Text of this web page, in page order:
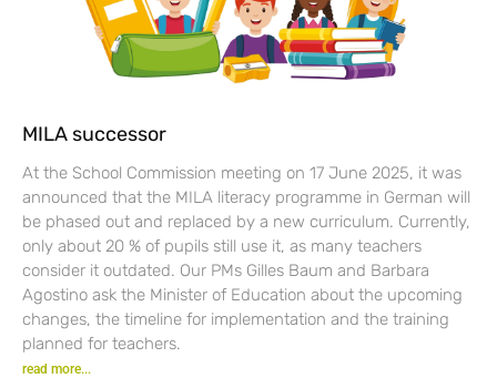
MILA successor
At the School Commission meeting on 17 June 2025, it was
announced that the MILA literacy programme in German will
be phased out and replaced by a new curriculum. Currently,
only about 20 % of pupils still use it, as many teachers
consider it outdated. Our PMs Gilles Baum and Barbara
Agostino ask the Minister of Education about the upcoming
changes, the timeline for implementation and the training
planned for teachers.
read more...